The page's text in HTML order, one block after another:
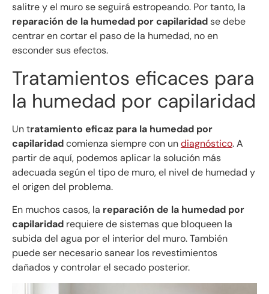
salitre y el muro se seguirá estropeando. Por tanto, la
reparación de la humedad por capilaridadse debe
centrar en cortar el paso de la humedad, no en
esconder sus efectos.
Tratamientos eficaces para
la humedad por capilaridad
Un tratamiento eficaz para la humedad por
capilaridadcomienza siempre con undiagnóstico. A
partir de aquí, podemos aplicar la solución más
adecuada según el tipo de muro, el nivel de humedad y
el origen del problema.
En muchos casos, la reparación de la humedad por
capilaridad requiere de sistemas que bloqueen la
subida del agua por el interior del muro. También
puede ser necesario sanear los revestimientos
dañados y controlar el secado posterior.